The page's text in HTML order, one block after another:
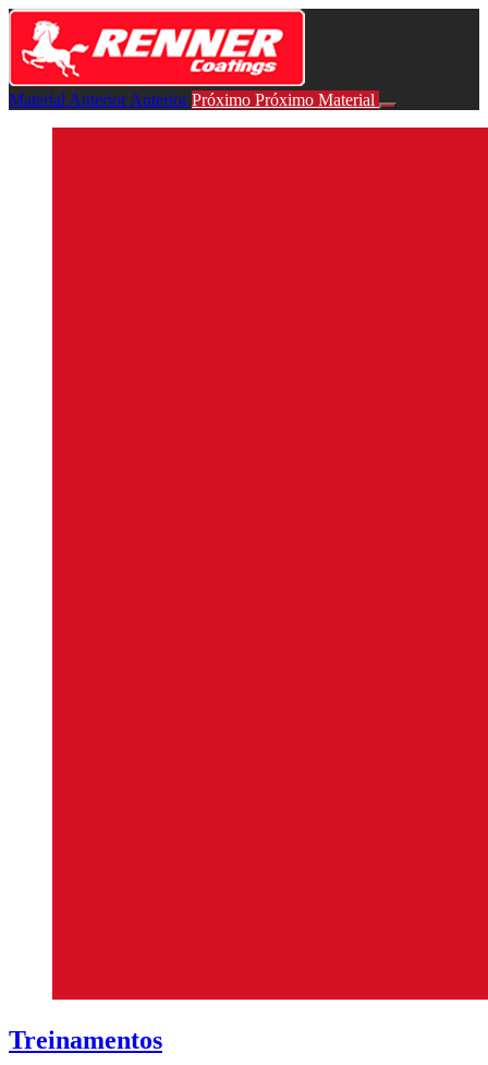
Retornar
para
course:
Treinamentos
Material AnteriorAnterior Próximo Próximo Material
Treinamentos